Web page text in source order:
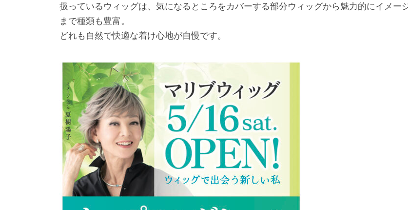
扱っているウィッグは、気になるところをカバーする部分ウィッグから魅力的にイメー
まで種類も豊富。
どれも自然で快適な着け心地が自慢です。